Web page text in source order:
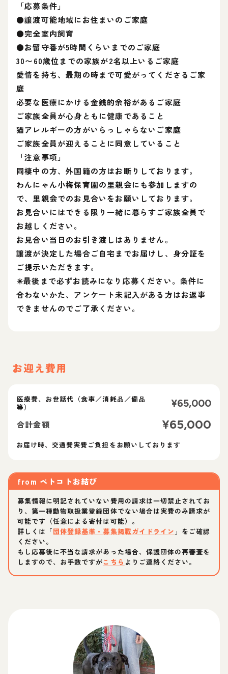
「応募条件」
●譲渡可能地域にお住まいのご家庭
●完全室内飼育
●お留守番が5時間くらいまでのご家庭
30〜60歳位までの家族が2名以上いるご家庭
愛情を持ち、最期の時まで可愛がってくださるご家
庭
必要な医療にかける金銭的余裕があるご家庭
ご家族全員が心身ともに健康であること
猫アレルギーの方がいらっしゃらないご家庭
ご家族全員が迎えることに同意していること
「注意事項」
同棲中の方、外国籍の方はお断りしております。
わんにゃん小梅保育園の里親会にも参加しますの
で、里親会でのお見合いをお願いしております。
お見合いにはできる限り一緒に暮らすご家族全員で
お越しください。
お見合い当日のお引き渡しはありません。
譲渡が決定した場合ご自宅までお届けし、身分証を
ご提示いただきます。
✴️最後まで必ずお読みになり応募ください。条件に
合わないかた、アンケート未記入がある方はお返事
できませんのでご了承ください。
お迎え費用
医療費、お世話代（食事／消耗品／備品
等）
¥65,000
合計金額 ¥65,000
お届け時、交通費実費ご負担をお願いしております
from ペトコトお結び
募集情報に明記されていない費用の請求は一切禁止されてお
り、第一種動物取扱業登録団体でない場合は実費のみ請求が
可能です（任意による寄付は可能）。
詳しくは「団体登録基準・募集掲載ガイドライン 」をご確認
ください。
もし応募後に不当な請求があった場合、保護団体の再審査を
しますので、お手数ですがこちら よりご連絡ください。